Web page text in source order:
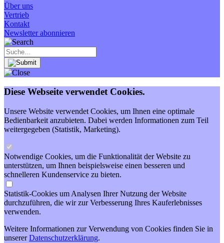
Über uns
Vertrieb
Kontakt
Newsletter abonnieren
Diese Webseite verwendet Cookies.
Unsere Website verwendet Cookies, um Ihnen eine optimale
Bedienbarkeit anzubieten. Dabei werden Informationen zum Teil
weitergegeben (Statistik, Marketing).
Notwendige Cookies, um die Funktionalität der Website zu
unterstützen, um Ihnen beispielsweise einen besseren und
schnelleren Kundenservice zu bieten.
Statistik-Cookies um Analysen Ihrer Nutzung der Website
durchzuführen, die wir zur Verbesserung Ihres Kauferlebnisses
verwenden.
Weitere Informationen zur Verwendung von Cookies finden Sie in
unsererDatenschutzerklärung.